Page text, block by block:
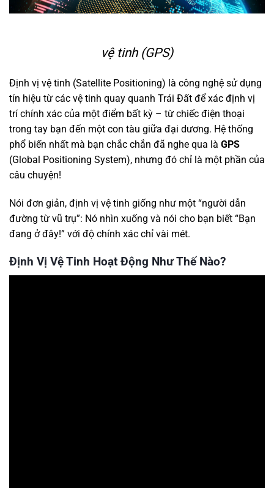
vệ tinh (GPS)
Định vị vệ tinh (Satellite Positioning) là công nghệ sử dụng
tín hiệu từ các vệ tinh quay quanh Trái Đất để xác định vị
trí chính xác của một điểm bất kỳ – từ chiếc điện thoại
trong tay bạn đến một con tàu giữa đại dương. Hệ thống
phổ biến nhất mà bạn chắc chắn đã nghe qua là GPS
(Global Positioning System), nhưng đó chỉ là một phần của
câu chuyện!
Nói đơn giản, định vị vệ tinh giống như một “người dẫn
đường từ vũ trụ”: Nó nhìn xuống và nói cho bạn biết “Bạn
đang ở đây!” với độ chính xác chỉ vài mét.
Định Vị Vệ Tinh Hoạt Động Như Thế Nào?